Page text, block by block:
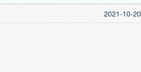
2021-10-20